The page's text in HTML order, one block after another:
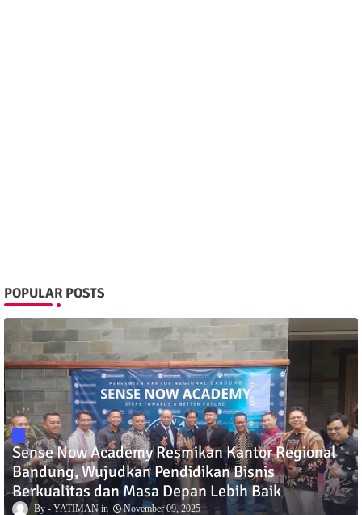
POPULAR POSTS
Sense Now Academy Resmikan Kantor Regional
Bandung, Wujudkan Pendidikan Bisnis
Berkualitas dan Masa Depan Lebih Baik
YATIMAN November 09, 2025